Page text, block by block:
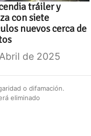
tráiler y
con siete
nuevos cerca de
de 2025
o difamación.
eliminado